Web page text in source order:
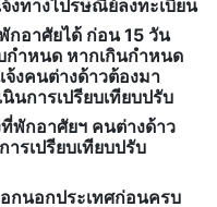
งทางไปรษณีย์ลงทะเบียน
กอาศัยได้ ก่อน 15 วัน
ำหนด หากเกินกำหนด
งคนต่างด้าวต้องมา
นการเปรียบเทียบปรับ
พักอาศัยฯ คนต่างด้าว
รเปรียบเทียบปรับ
กนอกประเทศก่อนครบ